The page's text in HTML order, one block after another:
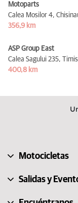
Motoparts
Calea Mosilor 4,
356,9 km
ASP Group East
Calea Sagului 235,
400,8 km
Motocicletas
Salidas y